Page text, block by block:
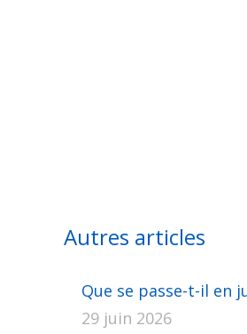
Autres articles
Que se passe-t-il en
29 juin 2026